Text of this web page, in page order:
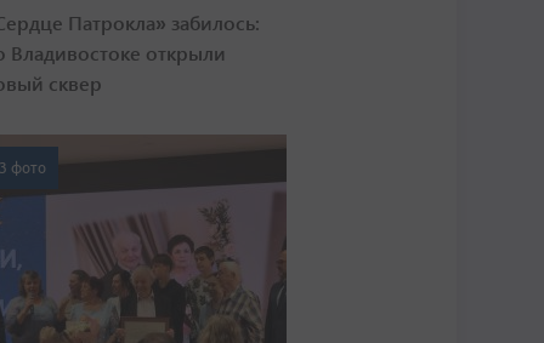
Патрокла» забилось:
Владивостоке открыли
сквер
фото